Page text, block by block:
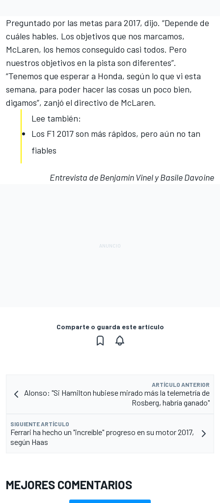
Preguntado por las metas para 2017, dijo. “Depende de
cuáles hables. Los objetivos que nos marcamos,
McLaren, los hemos conseguido casi todos. Pero
nuestros objetivos en la pista son diferentes”.
“Tenemos que esperar a Honda, según lo que vi esta
semana, para poder hacer las cosas un poco bien,
digamos”, zanjó el directivo de McLaren.
Lee también:
Los F1 2017 son más rápidos, pero aún no tan
fiables
Entrevista de Benjamin Vinel y Basile Davoine
Comparte o guarda este artículo
ARTÍCULO ANTERIOR
Alonso: "Si Hamilton hubiese mirado más la telemetría de
Rosberg, habría ganado"
SIGUIENTE ARTÍCULO
Ferrari ha hecho un "increíble" progreso en su motor 2017,
según Haas
MEJORES COMENTARIOS